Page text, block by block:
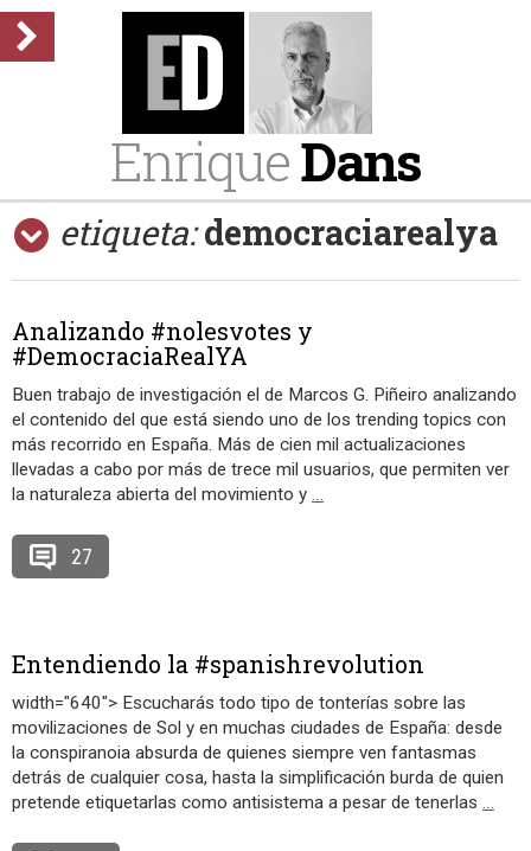
EnriqueDans
etiqueta: democraciarealya
Analizando #nolesvotes y
#DemocraciaRealYA
Buen trabajo de investigación el de Marcos G. Piñeiro analizando
el contenido del que está siendo uno de los trending topics con
más recorrido en España. Más de cien mil actualizaciones
llevadas a cabo por más de trece mil usuarios, que permiten ver
la naturaleza abierta del movimiento y …
27
Entendiendo la #spanishrevolution
width="640"> Escucharás todo tipo de tonterías sobre las
movilizaciones de Sol y en muchas ciudades de España: desde
la conspiranoia absurda de quienes siempre ven fantasmas
detrás de cualquier cosa, hasta la simplificación burda de quien
pretende etiquetarlas como antisistema a pesar de tenerlas …